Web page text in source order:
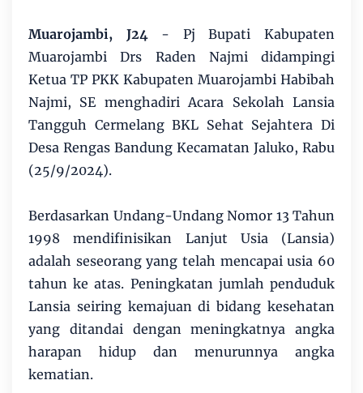
Muarojambi, J24- Pj Bupati Kabupaten
Muarojambi Drs Raden Najmi didampingi
Ketua TP PKK Kabupaten Muarojambi Habibah
Najmi, SE menghadiri Acara Sekolah Lansia
Tangguh Cermelang BKL Sehat Sejahtera Di
Desa Rengas Bandung Kecamatan Jaluko, Rabu
(25/9/2024).
Berdasarkan Undang-Undang Nomor 13 Tahun
1998 mendifinisikan Lanjut Usia (Lansia)
adalah seseorang yang telah mencapai usia 60
tahun ke atas. Peningkatan jumlah penduduk
Lansia seiring kemajuan di bidang kesehatan
yang ditandai dengan meningkatnya angka
harapan hidup dan menurunnya angka
kematian.